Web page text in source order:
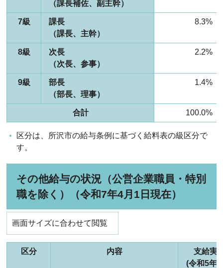
（課長補佐、副主幹）
7級
課長
（課長、主幹）
8.3%
8級
次長
（次長、参事）
2.2%
9級
部長
（部長、理事）
1.4%
合計 100.0%
区分は、所沢市の給与条例に基づく給料表の級区分で
す。
その他給与の状況（公営企業職員・特別
職を除く）（令和7年4月1日現在）
画面サイズに合わせて閲覧
区分 内容
支給実
(令和5年